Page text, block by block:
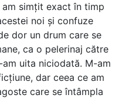
simțit exact în timp
noi și confuze
dor un drum care se
ca o pelerinaj către
uita niciodată. M-am
dar ceea ce am
care se întâmpla